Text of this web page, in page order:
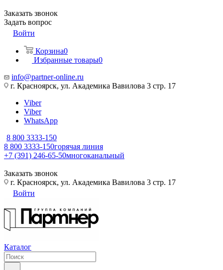
Заказать звонок
Задать вопрос
Войти
Корзина0
Избранные товары0
info@partner-online.ru
г. Красноярск, ул. Академика Вавилова 3 стр. 17
Viber
Viber
WhatsApp
8 800 3333-150
8 800 3333-150горячая линия
+7 (391) 246-65-50многоканальный
Заказать звонок
г. Красноярск, ул. Академика Вавилова 3 стр. 17
Войти
Каталог